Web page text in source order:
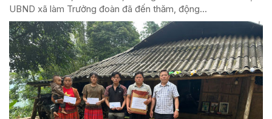
UBND xã làm Trưởng đoàn đã đến thăm, động...